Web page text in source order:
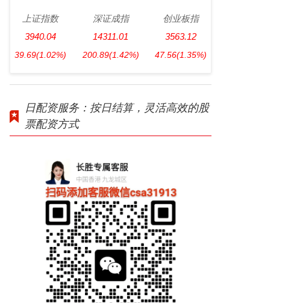
上证指数
3940.04
39.69(1.02%)
深证成指
14311.01
200.89(1.42%)
创业板指
3563.12
47.56(1.35%)
日配资服务：按日结算，灵活高效的股
票配资方式